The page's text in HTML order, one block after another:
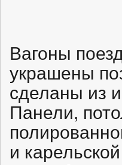
Вагоны
украшены
сделаны из
Панели,
и